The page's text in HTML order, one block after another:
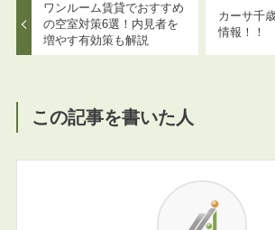
ワンルーム賃貸でおすすめ
の空室対策6選！内見者を
増やす有効策も解説
カーサ千
情報！！
この記事を書いた人